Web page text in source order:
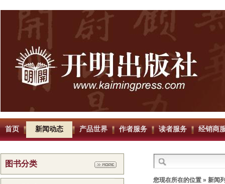
首页 新闻动态 产品世界 作者服务 读者服务 经销商
图书分类
您现在所在的位置 » 新闻